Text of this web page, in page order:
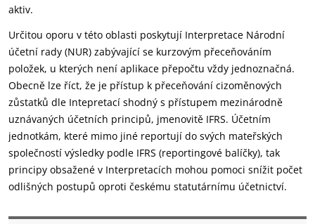
aktiv.
Určitou oporu v této oblasti poskytují Interpretace Národní
účetní rady (NUR) zabývající se kurzovým přeceňováním
položek, u kterých není aplikace přepočtu vždy jednoznačná.
Obecně lze říct, že je přístup k přeceňování cizoměnových
zůstatků dle Intepretací shodný s přístupem mezinárodně
uznávaných účetních principů, jmenovitě IFRS. Účetním
jednotkám, které mimo jiné reportují do svých mateřských
společností výsledky podle IFRS (reportingové balíčky), tak
principy obsažené v Interpretacích mohou pomoci snížit počet
odlišných postupů oproti českému statutárnímu účetnictví.